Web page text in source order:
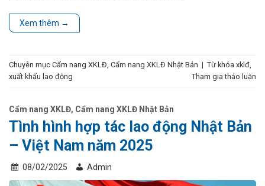
Xem thêm →
Chuyên mục Cẩm nang XKLĐ, Cẩm nang XKLĐ Nhật Bản | Từ khóa xklđ,
xuất khẩu lao động
Tham gia thảo luận
Cẩm nang XKLĐ, Cẩm nang XKLĐ Nhật Bản
Tình hình hợp tác lao động Nhật Bản
– Việt Nam năm 2025
08/02/2025 Admin